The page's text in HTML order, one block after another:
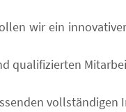
wir ein
qualifizierten
vollständigen